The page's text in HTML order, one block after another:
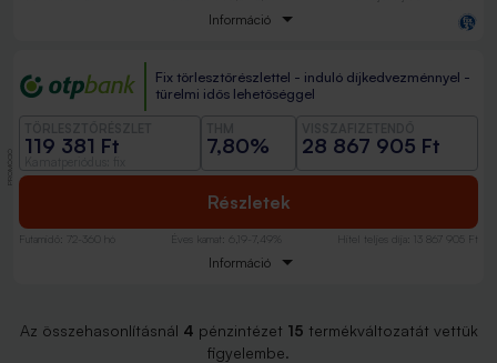
Információ
PROMÓCIÓ
Fix törlesztőrészlettel - induló díjkedvezménnyel -
türelmi idős lehetőséggel
119 381 Ft 7,80% 28 867 905 Ft
Részletek
Futamidő : 72-360 hó Éves kamat: 6,19-7,49% Hitel teljes díja : 13 867 905 Ft
Információ
Az összehasonlításnál 4 pénzintézet 15 termékváltozatát vettük
figyelembe.